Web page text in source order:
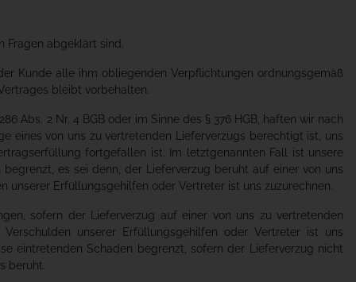
abgeklärt sind.
Kunde alle ihm obliegenden Verpflichtungen ordnungsgemäß
bleibt vorbehalten.
Abs. 2 Nr. 4 BGB oder im Sinne des § 376 HGB, haften wir nach
eines von uns zu vertretenden Lieferverzugs berechtigt ist, uns
fortgefallen ist. Im letztgenannten Fall ist unsere
es sei denn, der Lieferverzug beruht auf einer von uns
Erfüllungsgehilfen oder Vertreter ist uns zuzurechnen.
sofern der Lieferverzug auf einer von uns zu vertretenden
unserer Erfüllungsgehilfen oder Vertreter ist uns
eintretenden Schaden begrenzt, sofern der Lieferverzug nicht
beruht.